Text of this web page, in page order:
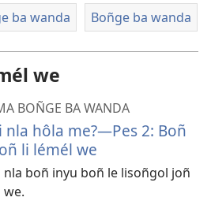
ba wanda Boñge ba wanda
we
BOÑGE BA WANDA
nla hôla me?—Pes 2: Boñ
li lémél we
boñ inyu boñ le lisoñgol joñ
we.